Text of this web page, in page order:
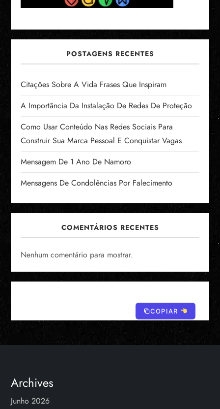
POSTAGENS RECENTES
Citações Sobre A Vida Frases Que Inspiram
A Importância Da Instalação De Redes De Proteção
Como Usar Conteúdo Nas Redes Sociais Para
Construir Sua Marca Pessoal E Conquistar Vagas
Mensagem De 1 Ano De Namoro
Mensagens De Condolências Por Falecimento
COMENTÁRIOS RECENTES
Nenhum comentário para mostrar.
COPIAR
Archives
Junho 2026